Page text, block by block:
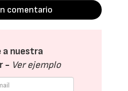
comentario
a nuestra
- Ver ejemplo